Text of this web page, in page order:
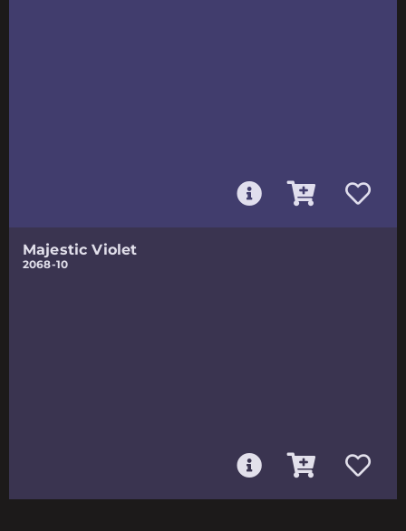
Majestic Violet
2068-10